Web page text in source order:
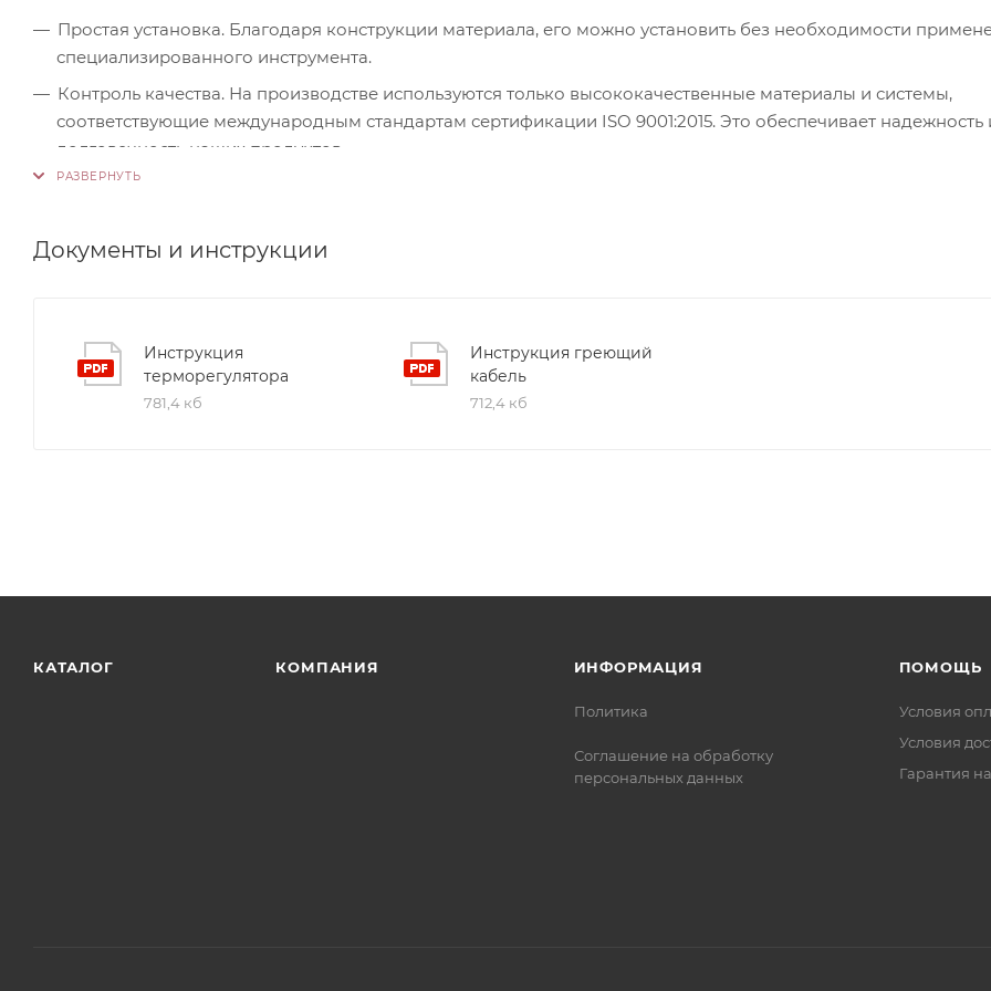
Простая установка. Благодаря конструкции материала, его можно установить без необходимости
специализированного инструмента.
Контроль качества. На производстве используются только высококачественные материалы и системы,
соответствующие международным стандартам сертификации ISO 9001:2015. Это обеспечивает надежность
долговечность наших продуктов.
Документы и инструкции
Инструкция
терморегулятора
781,4 кб
Инструкция греющий
кабель
712,4 кб
КАТАЛОГ КОМПАНИЯ ИНФОРМАЦИЯ
Политика
Соглашение на обработку
персональных данных
ПОМОЩЬ
Условия
Условия
Гарантия